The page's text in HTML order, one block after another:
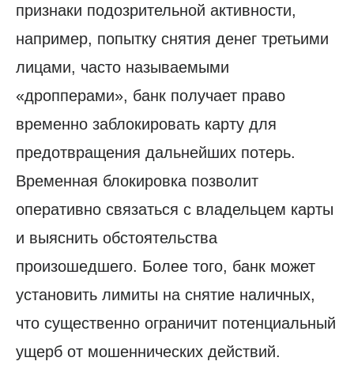
признаки подозрительной активности,
например, попытку снятия денег третьими
лицами, часто называемыми
«дропперами», банк получает право
временно заблокировать карту для
предотвращения дальнейших потерь.
Временная блокировка позволит
оперативно связаться с владельцем карты
и выяснить обстоятельства
произошедшего. Более того, банк может
установить лимиты на снятие наличных,
что существенно ограничит потенциальный
ущерб от мошеннических действий.